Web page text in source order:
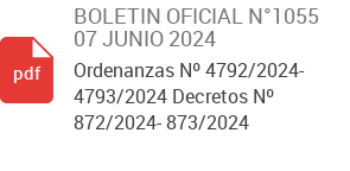
BOLETIN OFICIAL N°1055
07 JUNIO 2024
Ordenanzas Nº 4792/2024-
4793/2024 Decretos Nº
872/2024- 873/2024
pdf